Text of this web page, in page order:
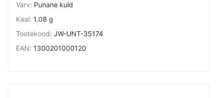
Värv: Punane kuld
Kaal: 1.08 g
Tootekood: JW-UNT-35174
EAN: 1300201000120